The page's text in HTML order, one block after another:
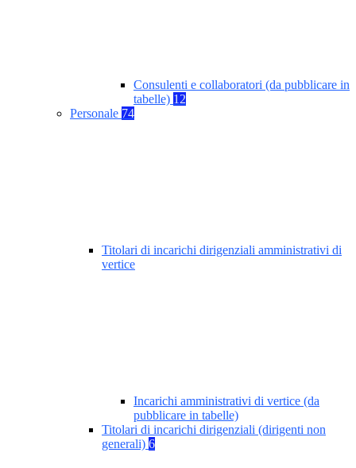
Consulenti e collaboratori (da pubblicare in
tabelle) 12
Personale 74
Titolari di incarichi dirigenziali amministrativi di
vertice
Incarichi amministrativi di vertice (da
pubblicare in tabelle)
Titolari di incarichi dirigenziali (dirigenti non
generali) 6